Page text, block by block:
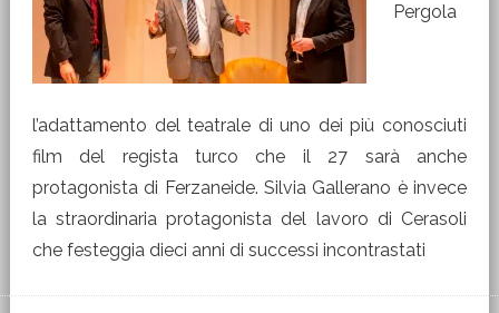
Pergola
l’adattamento del teatrale di uno dei più conosciuti
film del regista turco che il 27 sarà anche
protagonista di Ferzaneide. Silvia Gallerano è invece
la straordinaria protagonista del lavoro di Cerasoli
che festeggia dieci anni di successi incontrastati